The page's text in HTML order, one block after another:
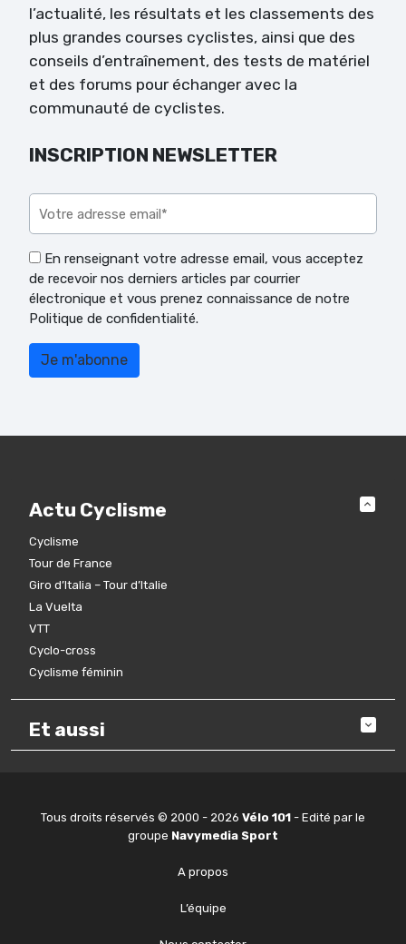
l’actualité, les résultats et les classements des
plus grandes courses cyclistes, ainsi que des
conseils d’entraînement, des tests de matériel
et des forums pour échanger avec la
communauté de cyclistes.
INSCRIPTION NEWSLETTER
En renseignant votre adresse email, vous acceptez
de recevoir nos derniers articles par courrier
électronique et vous prenez connaissance de notre
Politique de confidentialité.
Actu Cyclisme
Cyclisme
Tour de France
Giro d’Italia – Tour d’Italie
La Vuelta
VTT
Cyclo-cross
Cyclisme féminin
Et aussi
Tous droits réservés © 2000 - 2026 Vélo 101 - Edité par le
groupe Navymedia Sport
A propos
L’équipe